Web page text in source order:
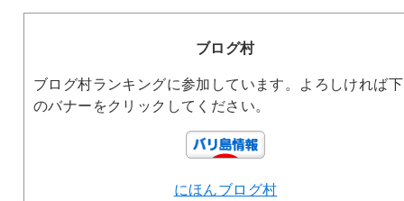
ブログ村
ブログ村ランキングに参加しています。よろしければ下
のバナーをクリックしてください。
にほんブログ村